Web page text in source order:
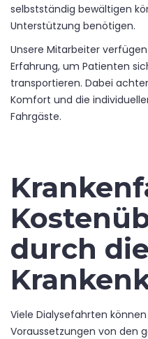
selbstständig bewältigen
Unterstützung benötigen.
Unsere Mitarbeiter
Erfahrung, um Patienten
transportieren. Dabei
Komfort und die
Fahrgäste.
durch die
Viele Dialysefahrten
Voraussetzungen von den